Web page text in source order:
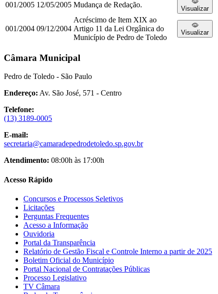
001/2005 12/05/2005 Mudança de Redação. Visualizar
001/2004 09/12/2004
Acréscimo de Item XIX ao
Artigo 11 da Lei Orgânica do
Município de Pedro de Toledo
Visualizar
Câmara Municipal
Pedro de Toledo - São Paulo
Endereço: Av. São José, 571 - Centro
Telefone:
(13) 3189-0005
E-mail:
secretaria@camaradepedrodetoledo.sp.gov.br
Atendimento: 08:00h às 17:00h
Acesso Rápido
Concursos e Processos Seletivos
Licitações
Perguntas Frequentes
Acesso a Informação
Ouvidoria
Portal da Transparência
Relatório de Gestão Fiscal e Controle Interno a partir de 2025
Boletim Oficial do Município
Portal Nacional de Contratações Públicas
Processo Legislativo
TV Câmara